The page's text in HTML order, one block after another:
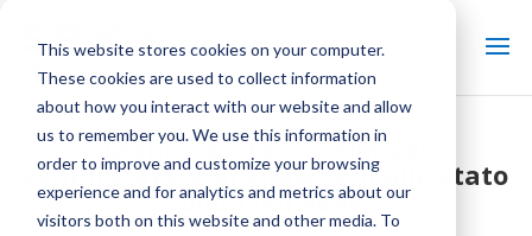
This website stores cookies on your computer.
These cookies are used to collect information
about how you interact with our website and allow
us to remember you. We use this information in
order to improve and customize your browsing
experience and for analytics and metrics about our
visitors both on this website and other media. To
Manuale utente IOM del
commutatore di vibrazioni allo stato
solido IMI 686B